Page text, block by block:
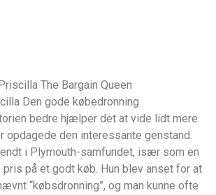
Den gode købedronning
bedre hjælper det at vide lidt mere
opdagede den interessante genstand.
i Plymouth-samfundet, især som en
på et godt køb. Hun blev anset for at
“købsdronning”, og man kunne ofte